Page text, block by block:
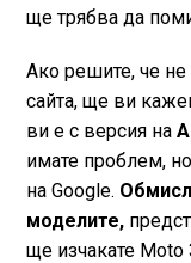
ще трябва да
Ако решите, че
сайта, ще ви
ви е с версия на
имате проблем,
на Google.
моделите,
ще изчакате Moto